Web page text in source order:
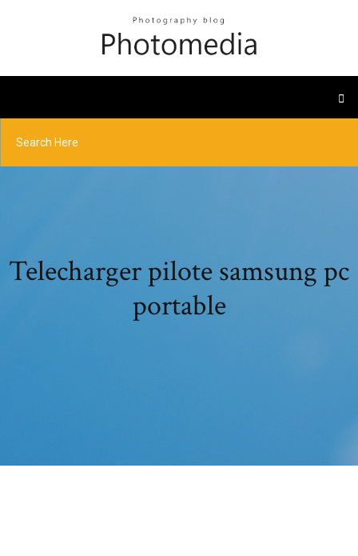
Telecharger pilote samsung pc
portable